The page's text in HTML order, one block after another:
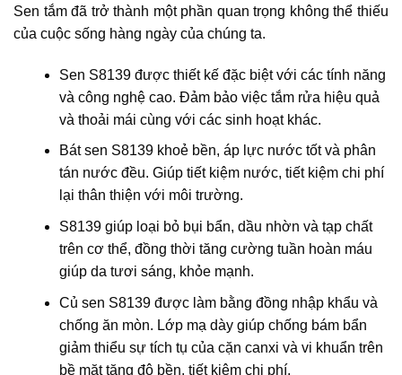
Sen tắm đã trở thành một phần quan trọng không thể thiếu
của cuộc sống hàng ngày của chúng ta.
Sen S8139 được thiết kế đặc biệt với các tính năng
và công nghệ cao. Đảm bảo việc tắm rửa hiệu quả
và thoải mái cùng với các sinh hoạt khác.
Bát sen S8139 khoẻ bền, áp lực nước tốt và phân
tán nước đều. Giúp tiết kiệm nước, tiết kiệm chi phí
lại thân thiện với môi trường.
S8139 giúp loại bỏ bụi bẩn, dầu nhờn và tạp chất
trên cơ thể, đồng thời tăng cường tuần hoàn máu
giúp da tươi sáng, khỏe mạnh.
Củ sen S8139 được làm bằng đồng nhập khẩu và
chống ăn mòn. Lớp mạ dày giúp chống bám bẩn
giảm thiểu sự tích tụ của cặn canxi và vi khuẩn trên
bề mặt tăng độ bền, tiết kiệm chi phí.